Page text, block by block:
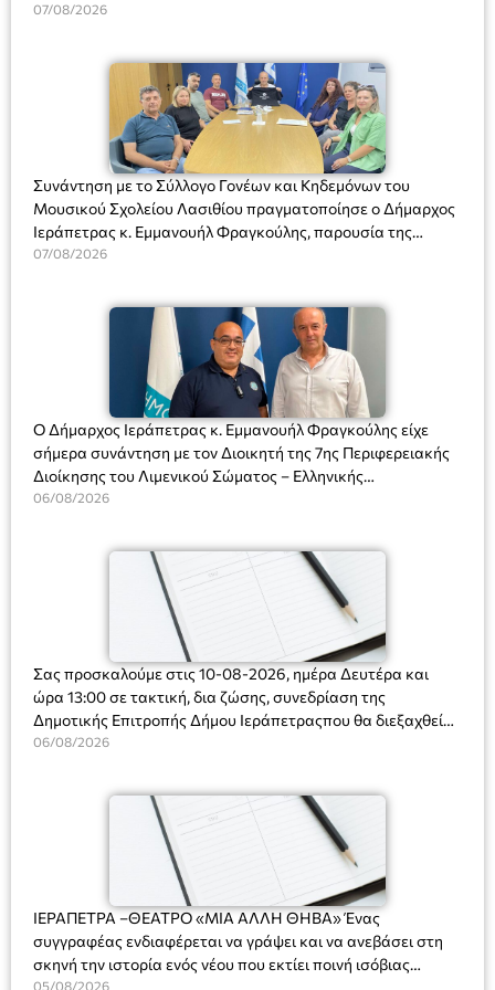
07/08/2026
Συνάντηση με το Σύλλογο Γονέων και Κηδεμόνων του
Μουσικού Σχολείου Λασιθίου πραγματοποίησε ο Δήμαρχος
Ιεράπετρας κ. Εμμανουήλ Φραγκούλης, παρουσία της
Διευθύντριας του σχολείου κας Μαριάννας Χαΐτα.
07/08/2026
Ο Δήμαρχος Ιεράπετρας κ. Εμμανουήλ Φραγκούλης είχε
σήμερα συνάντηση με τον Διοικητή της 7ης Περιφερειακής
Διοίκησης του Λιμενικού Σώματος – Ελληνικής
Ακτοφυλακής (Λ.Σ.-ΕΛ.ΑΚΤ.), Αρχιπλοίαρχο Λ.Σ. κ. Ιωάννη
06/08/2026
Σας προσκαλούμε στις 10-08-2026, ημέρα Δευτέρα και
ώρα 13:00 σε τακτική, δια ζώσης, συνεδρίαση της
Δημοτικής Επιτροπής Δήμου Ιεράπετραςπου θα διεξαχθεί
στο Δημοτικό Κατάστημα, Δημοκρατίας 31 στην αίθουσα
και λήψη αποφάσεων στα παρακάτω θέματα:
06/08/2026
ΙΕΡΑΠΕΤΡΑ –ΘΕΑΤΡΟ «ΜΙΑ ΑΛΛΗ ΘΗΒΑ» Ένας
συγγραφέας ενδιαφέρεται να γράψει και να ανεβάσει στη
σκηνή την ιστορία ενός νέου που εκτίει ποινή ισόβιας
05/08/2026